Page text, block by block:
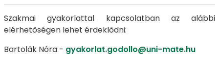
Szakmai gyakorlattal kapcsolatban az alábbi
elérhetőségen lehet érdeklődni:
Bartolák Nóra - gyakorlat.godollo@uni-mate.hu